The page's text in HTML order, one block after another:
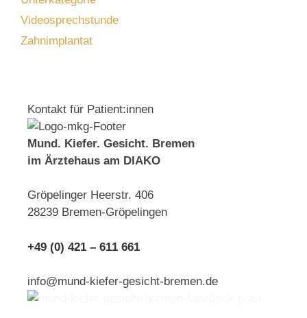
Videosprechstunde
Zahnimplantat
Kontakt für Patient:innen
Mund. Kiefer. Gesicht. Bremen
im Ärztehaus am DIAKO
Gröpelinger Heerstr. 406
28239 Bremen-Gröpelingen
+49 (0) 421 – 611 661
info@mund-kiefer-gesicht-bremen.de